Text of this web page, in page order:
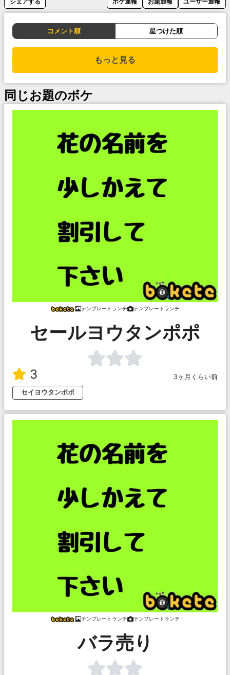
シェアする ボケ通報 お題通報 ユーザー通報
コメント順 星つけた順
もっと見る
同じお題のボケ
テンプレートランチ テンプレートランチ
セールヨウタンポポ
3
3ヶ月くらい前
セイヨウタンポポ
テンプレートランチ テンプレートランチ
バラ売り